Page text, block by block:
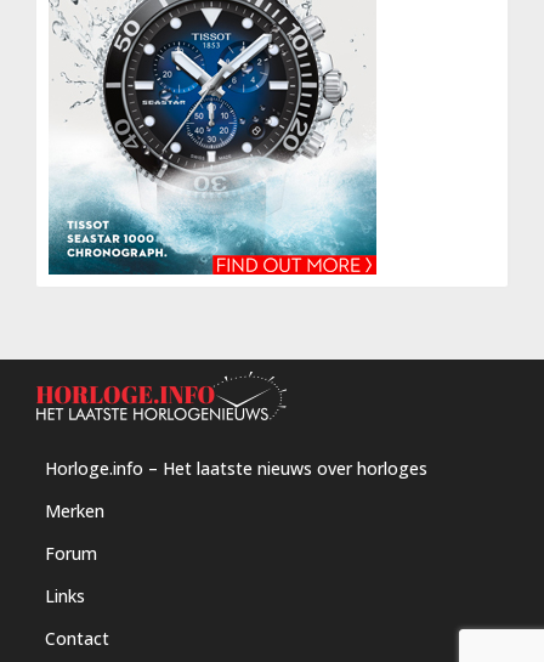
Horloge.info – Het laatste nieuws over horloges
Merken
Forum
Links
Contact